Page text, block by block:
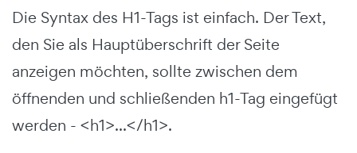
Die Syntax des H1-Tags ist einfach. Der Text,
den Sie als Hauptüberschrift der Seite
anzeigen möchten, sollte zwischen dem
öffnenden und schließenden h1-Tag eingefügt
werden - <h1>...</h1>.